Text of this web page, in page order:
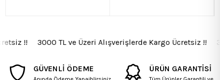
!! 3000 TL ve Üzeri Alışverişlerde Kargo Ücretsiz !!
GÜVENLİ ÖDEME ÜRÜN GARANTİSİ